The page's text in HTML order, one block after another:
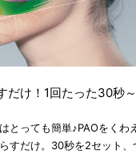
だけ！1回たった30秒
とっても簡単♪PAOをくわ
すだけ。30秒を2セット、